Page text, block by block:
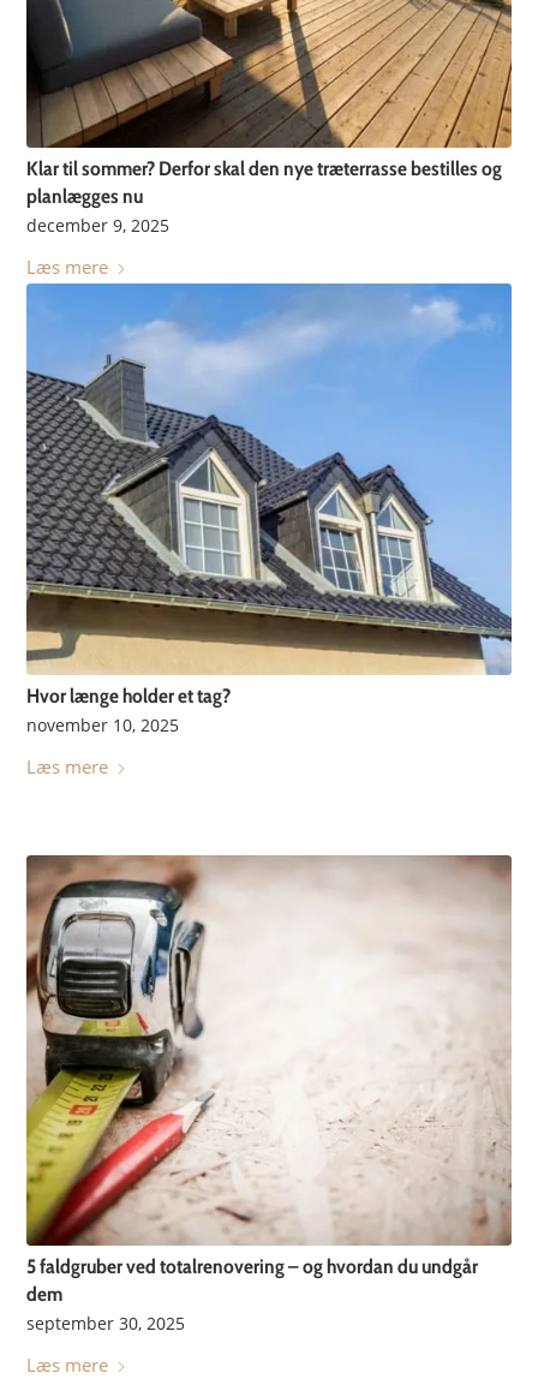
Klar til sommer? Derfor skal den nye træterrasse bestilles og
planlægges nu
december 9, 2025
Læs mere
Hvor længe holder et tag?
november 10, 2025
Læs mere
5 faldgruber ved totalrenovering – og hvordan du undgår
dem
september 30, 2025
Læs mere